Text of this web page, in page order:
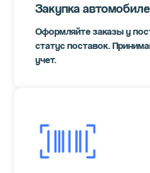
Закупка
Оформляйте заказы у
статус поставок.
учет.